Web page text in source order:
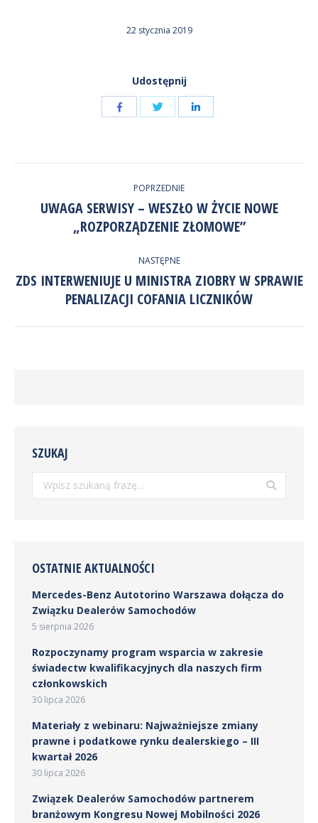
22 stycznia 2019
Udostępnij
Udostępnij
przez
Twitter
Udostępnij
WPISÓW
POPRZEDNIE
Poprzedni
wpis:
UWAGA SERWISY – WESZŁO W ŻYCIE NOWE
„ROZPORZĄDZENIE ZŁOMOWE”
NASTĘPNE
Następny
wpis:
ZDS INTERWENIUJE U MINISTRA ZIOBRY W SPRAWIE
PENALIZACJI COFANIA LICZNIKÓW
SZUKAJ
Szukaj:
OSTATNIE AKTUALNOŚCI
Mercedes-Benz Autotorino Warszawa dołącza do
Związku Dealerów Samochodów
5 sierpnia 2026
Rozpoczynamy program wsparcia w zakresie
świadectw kwalifikacyjnych dla naszych firm
członkowskich
30 lipca 2026
Materiały z webinaru: Najważniejsze zmiany
prawne i podatkowe rynku dealerskiego – III
kwartał 2026
30 lipca 2026
Związek Dealerów Samochodów partnerem
branżowym Kongresu Nowej Mobilności 2026